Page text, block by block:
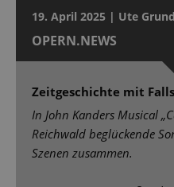
19. April 2025 | Ute
OPERN.NEWS
Zeitgeschichte mit
In John Kanders Musical
Reichwald beglückende
Szenen zusammen.